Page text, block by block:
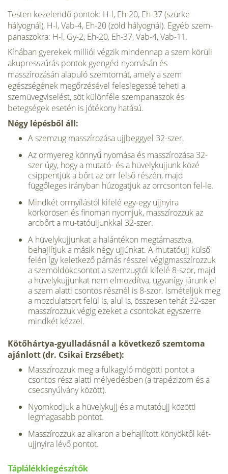
Testen kezelendő pontok: H-l, Eh-20, Eh-37 (szürke
hályognál), H-l, Vab-4, Eh-20 (zöld hályognál). Egyéb szem-
panaszokra: H-l, Gy-2, Eh-20, Eh-37, Vab-4, Vab-11.
Kínában gyerekek milliói végzik mindennap a szem körüli
akupresszúrás pontok gyengéd nyomásán és
masszírozásán alapuló szemtornát, amely a szem
egészségének megőrzésével feleslegessé teheti a
szemüvegviselést, söt különféle szempanaszok és
betegségek esetén is jótékony hatású.
Négy lépésből áll:
A szemzug masszírozása ujjbeggyel 32-szer.
Az ormyereg könnyű nyomása és masszírozása 32-
szer úgy, hogy a mutató- és a hüvelykujjunk közé
csippentjük a bőrt az orr felső részén, majd
függőleges irányban húzogatjuk az orrcsonton fel-le.
Mindkét orrnyílástól kifelé egy-egy ujjnyira
körkörösen és finoman nyomjuk, masszírozzuk az
arcbőrt a mu-tatóuijunkkal 32-szer.
A hüvelykujjunkat a halántékon megtámasztva,
behajlítjuk a másik négy ujjúnkat. A mutatóujj külső
felén így keletkező párnás résszel végigmasszírozzuk
a szemöldökcsontot a szemzugtól kifelé 8-szor, majd
a hüvelykujjunkat nem elmozdítva, ugyanígy járunk el
a szem alatti csontos résznél is 8-szor. Ismételjük meg
a mozdulatsort felül is, alul is, összesen tehát 32-szer
masszírozzuk végig ezeket a csontokat egyszerre
mindkét kézzel.
Kötőhártya-gyulladásnál a következő szemtoma
ajánlott (dr. Csikai Erzsébet):
Masszírozzuk meg a fulkagyló mögötti pontot a
csontos rész alatti mélyedésben (a trapézizom és a
csecsnyúlvány között).
Nyomkodjuk a hüvelykujj és a mutatóujj közötti
legmagasabb pontot.
Masszírozzuk az alkaron a behajlított könyöktől két-
ujjnyira lévő pontot.
Táplálékkiegészítők